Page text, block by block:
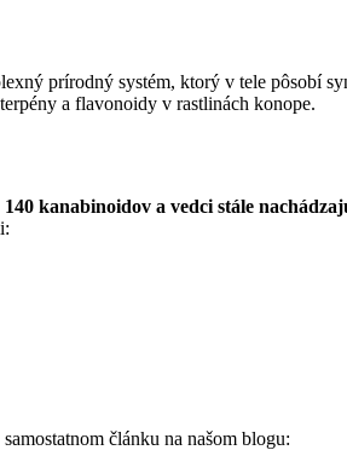
prírodný systém, ktorý v tele pôsobí
a flavonoidy v rastlinách konope.
140 kanabinoidov a vedci stále
článku na našom blogu: